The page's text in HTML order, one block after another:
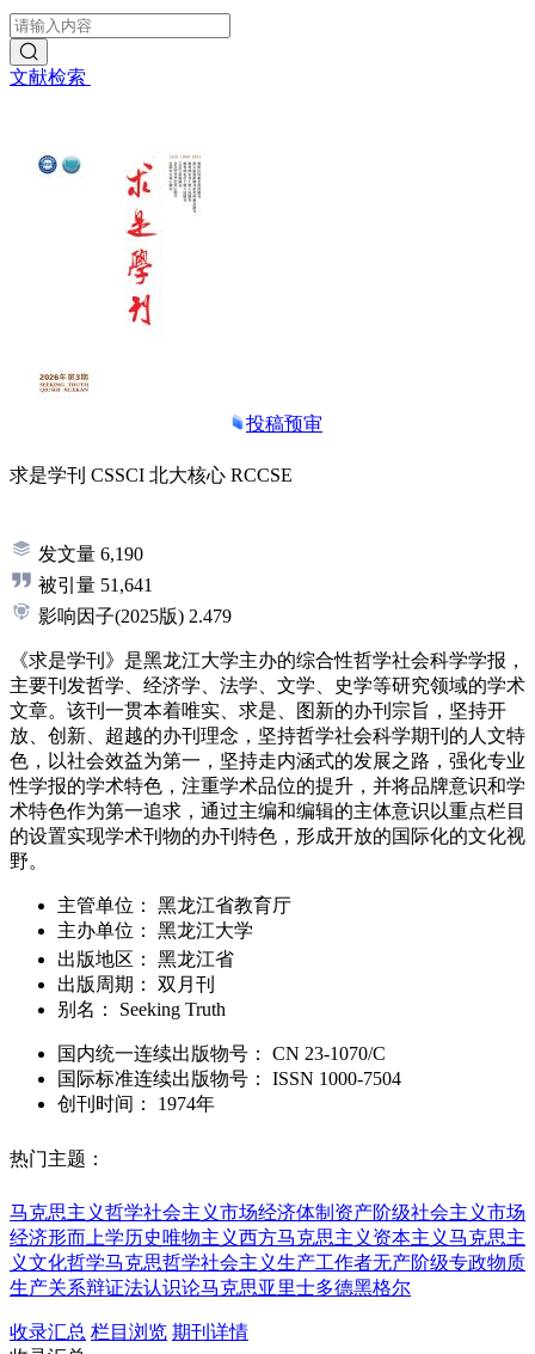
文献检索
投稿预审
求是学刊 CSSCI 北大核心 RCCSE
发文量 6,190
被引量 51,641
影响因子(2025版) 2.479
《求是学刊》是黑龙江大学主办的综合性哲学社会科学学报，
主要刊发哲学、经济学、法学、文学、史学等研究领域的学术
文章。该刊一贯本着唯实、求是、图新的办刊宗旨，坚持开
放、创新、超越的办刊理念，坚持哲学社会科学期刊的人文特
色，以社会效益为第一，坚持走内涵式的发展之路，强化专业
性学报的学术特色，注重学术品位的提升，并将品牌意识和学
术特色作为第一追求，通过主编和编辑的主体意识以重点栏目
的设置实现学术刊物的办刊特色，形成开放的国际化的文化视
野。
主管单位：
黑龙江省教育厅
主办单位：
黑龙江大学
出版地区：
黑龙江省
出版周期：
双月刊
别名：
Seeking Truth
国内统一连续出版物号： CN 23-1070/C
国际标准连续出版物号 ： ISSN 1000-7504
创刊时间：
1974年
热门主题：
马克思主义哲学社会主义市场经济体制 资产阶级社会主义市场
经济形而上学历史唯物主义西方马克思主义 资本主义马克思主
义文化哲学马克思哲学社会主义生产工作者无产阶级专政物质
生产关系辩证法认识论马克思亚里士多德黑格尔
收录汇总 栏目浏览 期刊详情